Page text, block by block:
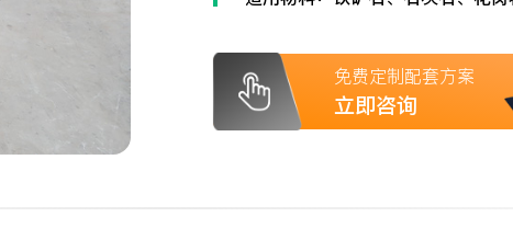
免费定制配套方案
立即咨询